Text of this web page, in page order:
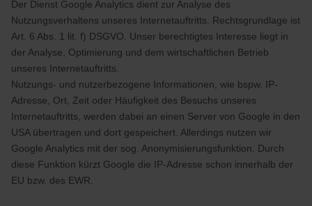
Der Dienst Google Analytics dient zur Analyse des
Nutzungsverhaltens unseres Internetauftritts. Rechtsgrundlage ist
Art. 6 Abs. 1 lit. f) DSGVO. Unser berechtigtes Interesse liegt in
der Analyse, Optimierung und dem wirtschaftlichen Betrieb
unseres Internetauftritts.
Nutzungs- und nutzerbezogene Informationen, wie bspw. IP-
Adresse, Ort, Zeit oder Häufigkeit des Besuchs unseres
Internetauftritts, werden dabei an einen Server von Google in den
USA übertragen und dort gespeichert. Allerdings nutzen wir
Google Analytics mit der sog. Anonymisierungsfunktion. Durch
diese Funktion kürzt Google die IP-Adresse schon innerhalb der
EU bzw. des EWR.